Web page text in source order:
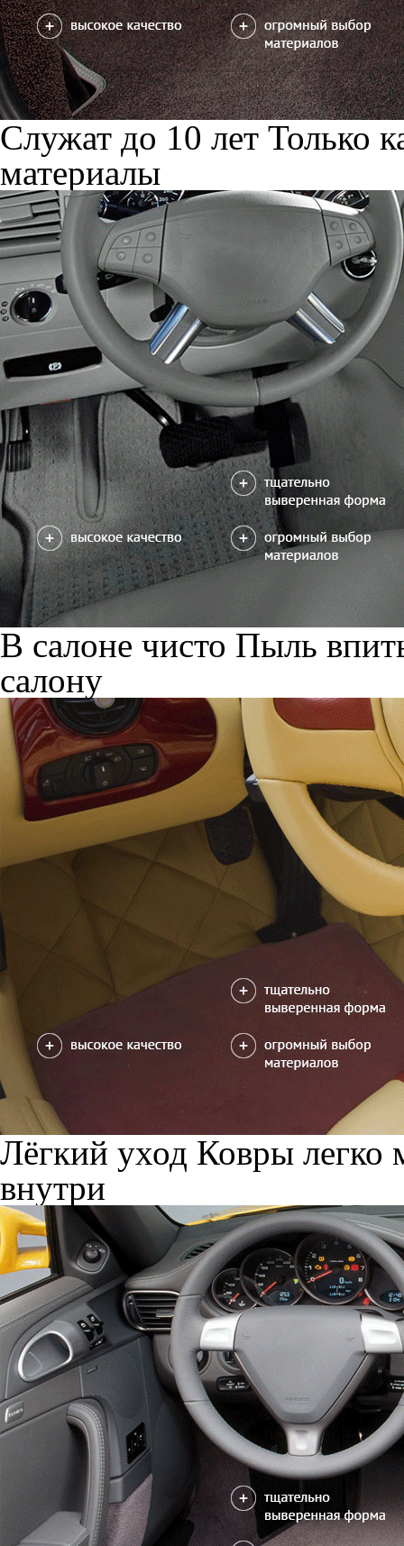
Служат до 10 лет Только
материалы
В салоне чисто Пыль
салону
Лёгкий уход Ковры легко
внутри